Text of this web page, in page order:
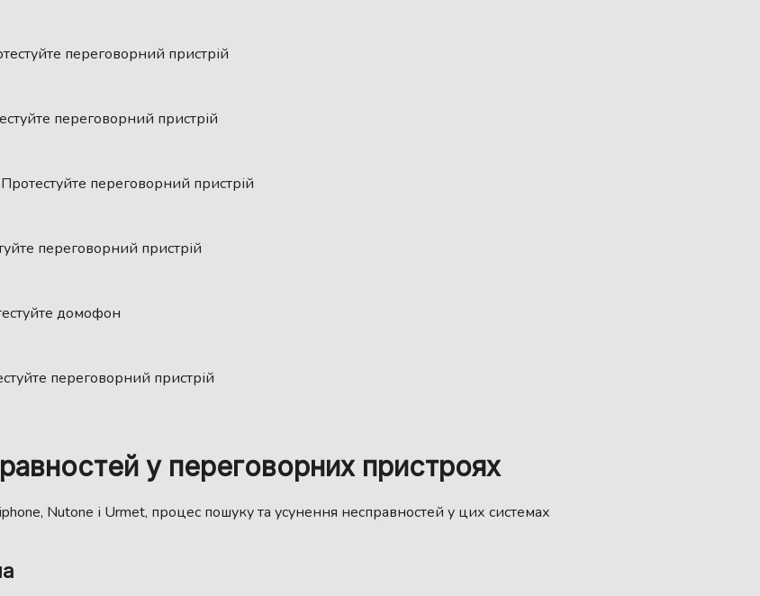
переговорний пристрій
переговорний пристрій
переговорний пристрій
переговорний пристрій
домофон
переговорний пристрій
у переговорних пристроях
Nutone і Urmet, процес пошуку та усунення несправностей у цих системах